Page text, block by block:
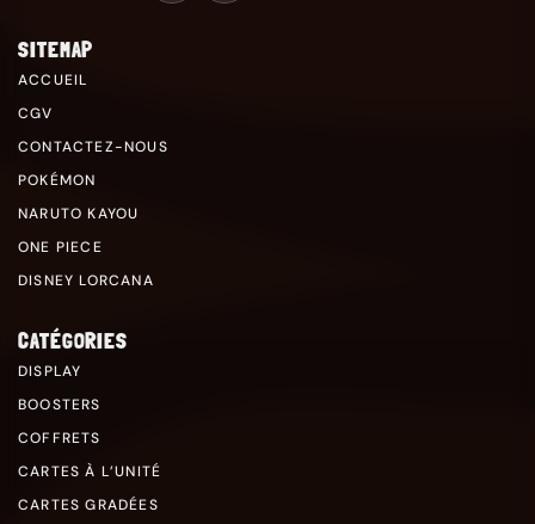
SITEMAP
ACCUEIL
CGV
CONTACTEZ-NOUS
POKÉMON
NARUTO KAYOU
ONE PIECE
DISNEY LORCANA
CATÉGORIES
DISPLAY
BOOSTERS
COFFRETS
CARTES À L’UNITÉ
CARTES GRADÉES